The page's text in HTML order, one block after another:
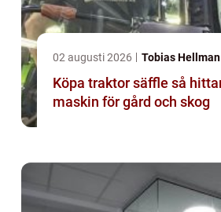
02 augusti 2026 Tobias Hellman
Köpa traktor säffle så hittar du rätt
maskin för gård och skog